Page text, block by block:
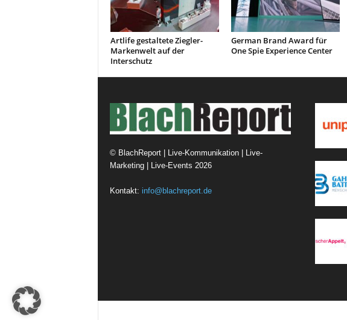
Artlife gestaltete Ziegler-
Markenwelt auf der
Interschutz
German Brand Award für
One Spie Experience Center
© BlachReport | Live-Kommunikation | Live-
Marketing | Live-Events 2026
Kontakt: info@blachreport.de